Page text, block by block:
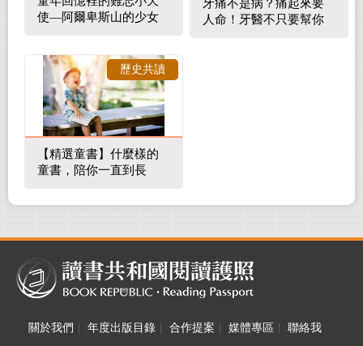
使—阿爾卑斯山的少女
牙痛不是病？痛起來要
人命！牙醫不只要幫你
【精選童書】什麼樣的
童書，陪你一直到長
歷史共讀
關於我們 年度出版目錄 合作提案 媒體專區 聯絡我